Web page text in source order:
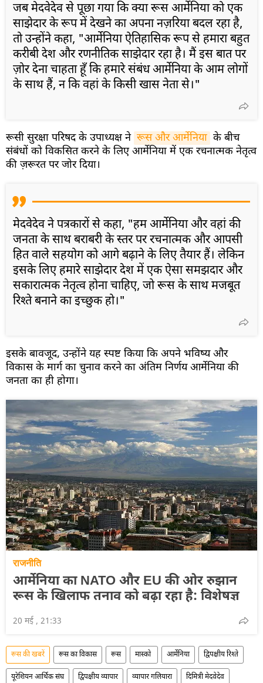
जब मेदवेदेव से पूछा गया कि क्या रूस आर्मेनिया को एक
साझेदार के रूप में देखने का अपना नज़रिया बदल रहा है,
तो उन्होंने कहा, "आर्मेनिया ऐतिहासिक रूप से हमारा बहुत
करीबी देश और रणनीतिक साझेदार रहा है। मैं इस बात पर
ज़ोर देना चाहता हूँ कि हमारे संबंध आर्मेनिया के आम लोगों
के साथ हैं, न कि वहां के किसी खास नेता से।"
रूसी सुरक्षा परिषद के उपाध्यक्ष ने रूस और आर्मेनिया के बीच
संबंधों को विकसित करने के लिए आर्मेनिया में एक रचनात्मक नेतृत्व
की ज़रूरत पर जोर दिया।
मेदवेदेव ने पत्रकारों से कहा, "हम आर्मेनिया और वहां की
जनता के साथ बराबरी के स्तर पर रचनात्मक और आपसी
हित वाले सहयोग को आगे बढ़ाने के लिए तैयार हैं। लेकिन
इसके लिए हमारे साझेदार देश में एक ऐसा समझदार और
सकारात्मक नेतृत्व होना चाहिए, जो रूस के साथ मजबूत
रिश्ते बनाने का इच्छुक हो।"
इसके बावजूद, उन्होंने यह स्पष्ट किया कि अपने भविष्य और
विकास के मार्ग का चुनाव करने का अंतिम निर्णय आर्मेनिया की
जनता का ही होगा।
राजनीति
आर्मेनिया का NATO और EU की ओर रुझान
रूस के खिलाफ तनाव को बढ़ा रहा है: विशेषज्ञ
20 मई , 21:33
रूस की खबरें रूस का विकास रूस मास्को आर्मेनिया द्विपक्षीय रिश्ते
यूरेशियन आर्थिक संघ द्विपक्षीय व्यापार व्यापार गलियारा दिमित्री मेदवेदेव